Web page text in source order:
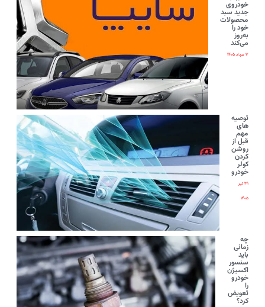
خودروی
جدید سبد
محصولات
خود را
به‌روز
می‌کند
۳ مرداد ۱۴۰۵
توصیه
های
مهم
قبل از
روشن
کردن
کولر
خودرو
۳۱ تیر
۱۴۰۵
چه
زمانی
باید
سنسور
اکسیژن
خودرو
را
تعویض
کرد؟